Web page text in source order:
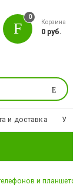
Поиск
0
Корзина
0 руб.
и доставка
и планшетов